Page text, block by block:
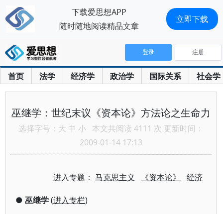
首页 法学 经济学 政治学 国际关系 社会学
登录 注册
巫继学：世纪末议《资本论》方法论之生命力
选择字号： 大 中 小 本文共阅读 4111 次 更新时间：
2009-01-14 17:13
进入专题：马克思主义 《资本论》 经济
● 巫继学(进入专栏)
下载爱思想APP
随时随地阅读精品文章
立即下载